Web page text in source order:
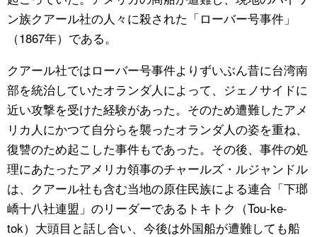
ン族クアール社の人々に殺された「ローバー号事件」
（1867年）である。
クアール社ではローバー号事件よりずいぶん昔に台湾南
部を統治していたオランダ人によって、ジェノサイドに
近い攻撃を受けた経験があった。そのため遭難したアメ
リカ人にかつて自分らを襲ったオランダ人の姿を重ね、
復讐のため起こした事件もであった。その後、事件の処
理にあたったアメリカ領事のチャールズ・ルジャンドル
は、クアール社も含む当地の原住民族による連合「下瑯
嶠十八社連盟」のリーダーであるトキトク（Tou-ke-
tok）大頭目と話し合い、今後は外国船が遭難しても船